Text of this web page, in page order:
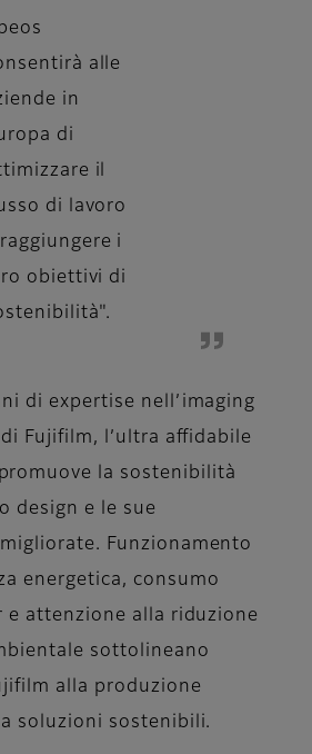
alle
in
di
il
di lavoro
i
obiettivi di
di expertise nell’imaging
Fujifilm, l’ultra affidabile
la sostenibilità
design e le sue
Funzionamento
energetica, consumo
attenzione alla riduzione
sottolineano
alla produzione
soluzioni sostenibili.